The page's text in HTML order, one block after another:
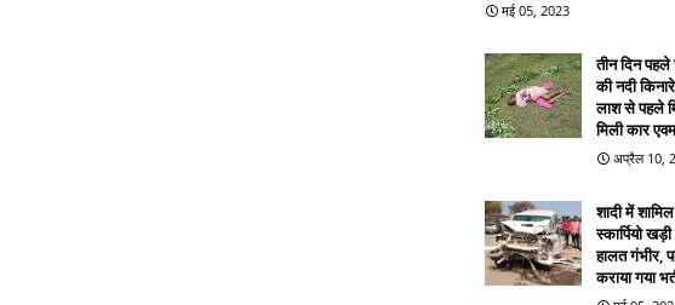
मई 05, 2023
तीन दिन पहले
की नदी
लाश से पहले
मिली कार
अप्रैल 10,
शादी में
स्कार्पियो
हालत गंभीर,
कराया गया